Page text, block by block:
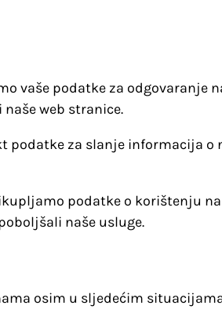
vaše podatke za odgovaranje
web stranice.
za slanje informacija o
podatke o korištenju
naše usluge.
osim u sljedećim